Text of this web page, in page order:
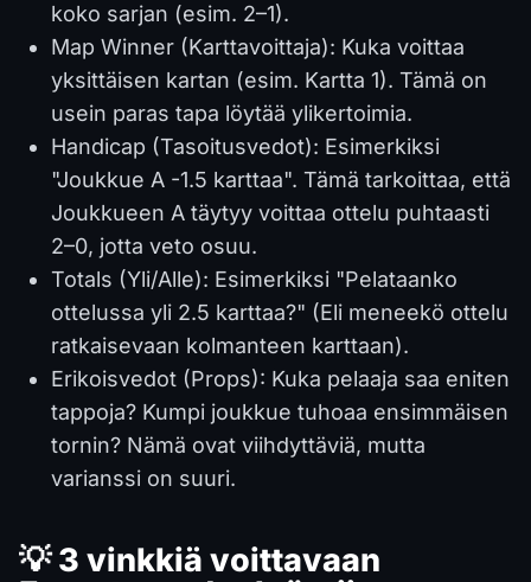
koko sarjan (esim. 2–1).
Map Winner (Karttavoittaja): Kuka voittaa
yksittäisen kartan (esim. Kartta 1). Tämä on
usein paras tapa löytää ylikertoimia.
Handicap (Tasoitusvedot): Esimerkiksi
"Joukkue A -1.5 karttaa". Tämä tarkoittaa, että
Joukkueen A täytyy voittaa ottelu puhtaasti
2–0, jotta veto osuu.
Totals (Yli/Alle): Esimerkiksi "Pelataanko
ottelussa yli 2.5 karttaa?" (Eli meneekö ottelu
ratkaisevaan kolmanteen karttaan).
Erikoisvedot (Props): Kuka pelaaja saa eniten
tappoja? Kumpi joukkue tuhoaa ensimmäisen
tornin? Nämä ovat viihdyttäviä, mutta
varianssi on suuri.
💡 3 vinkkiä voittavaan